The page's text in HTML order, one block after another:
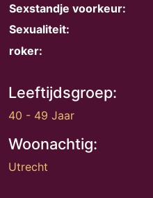
Sexstandje voorkeur:
Sexualiteit:
roker:
Leeftijdsgroep:
40 - 49 Jaar
Woonachtig:
Utrecht